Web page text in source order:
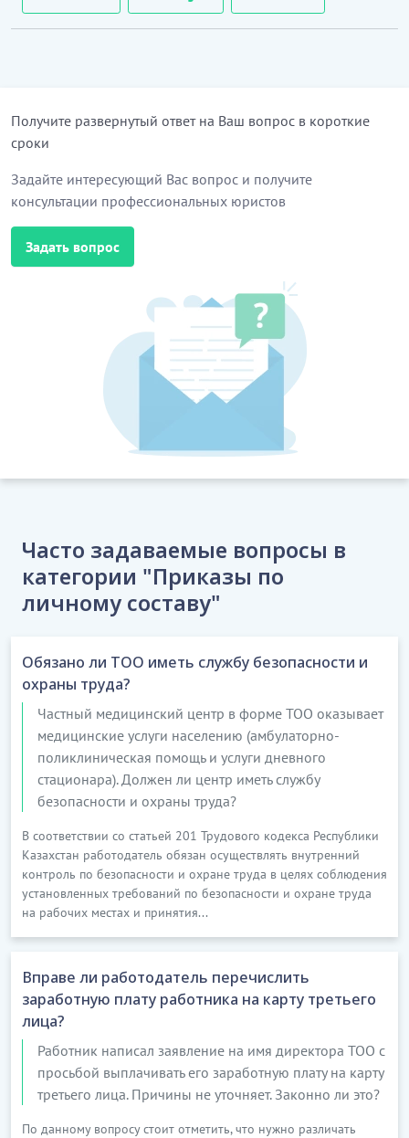
Получите развернутый ответ на Ваш вопрос в короткие
сроки
Задайте интересующий Вас вопрос и получите
консультации профессиональных юристов
Задать вопрос
Часто задаваемые вопросы в
категории "Приказы по
личному составу"
Обязано ли ТОО иметь службу безопасности и
охраны труда?
Частный медицинский центр в форме ТОО оказывает
медицинские услуги населению (амбулаторно-
поликлиническая помощь и услуги дневного
стационара). Должен ли центр иметь службу
безопасности и охраны труда?
В соответствии со статьей 201 Трудового кодекса Республики
Казахстан работодатель обязан осуществлять внутренний
контроль по безопасности и охране труда в целях соблюдения
установленных требований по безопасности и охране труда
на рабочих местах и принятия...
Вправе ли работодатель перечислить
заработную плату работника на карту третьего
лица?
Работник написал заявление на имя директора ТОО с
просьбой выплачивать его заработную плату на карту
третьего лица. Причины не уточняет. Законно ли это?
По данному вопросу стоит отметить, что нужно различать